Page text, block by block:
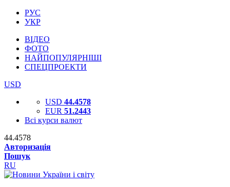
РУС
УКР
ВІДЕО
ФОТО
НАЙПОПУЛЯРНІШІ
СПЕЦПРОЕКТИ
USD
USD 44.4578
EUR 51.2443
Всі курси валют
44.4578
Авторизація
Пошук
RU